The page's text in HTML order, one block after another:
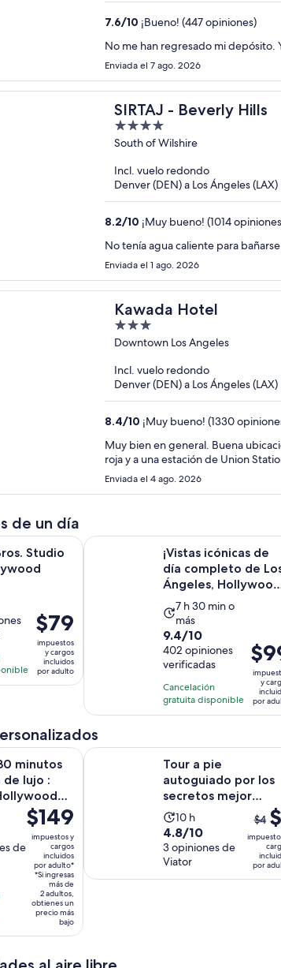
7.6/10 ¡Bueno! (447 opiniones)
No me han regresado mi depósito.
Enviada el 7 ago. 2026
SIRTAJ - Beverly Hills
4
out
5
South of Wilshire
Incl. vuelo redondo
Denver (DEN) a Los Ángeles (LAX)
8.2/10 ¡Muy bueno! (1014
No tenía agua caliente para
Enviada el 1 ago. 2026
Kawada Hotel
3
out
5
Downtown Los Angeles
Incl. vuelo redondo
Denver (DEN) a Los Ángeles (LAX)
8.4/10 ¡Muy bueno! (1330
Muy bien en general. Buena
roja y a una estación de Union
Enviada el 4 ago. 2026
de un día
Studio
El
precio
es
de
$79.
$79
impuestos
y cargos
incluidos
por adulto
HollywoodSe abrirá en una nueva pestaña
¡Vistas icónicas de
día completo de
Ángeles,
Beverly Hills, ...
La
actividad
dura
7
horas
y
30
7 h 30 min o
más
9.4
de
10
con
402
opiniones
9.4/10
402 opiniones
verificadas
Cancelación
gratuita disponible
El
es
de
$99.
y
por
¡Vistas icónicas de día completo
minutos
de lujo :
de
El
precio
es
de
$149.
por
adulto*
$149
impuestos y
cargos
incluidos
por adulto*
*Si ingresas
más de
2 adultos,
obtienes un
precio más
bajo
de lujo : Explora Hollywood en un Ferrari
Tour a pie
autoguiado por los
secretos mejor
guardados de Los
Ángeles
La
actividad
dura
10
horas
10 h
4.8
de
10
con
4.8/10
3 opiniones de
Viator
El
era
$4
$4
por
Tour a pie autoguiado por los